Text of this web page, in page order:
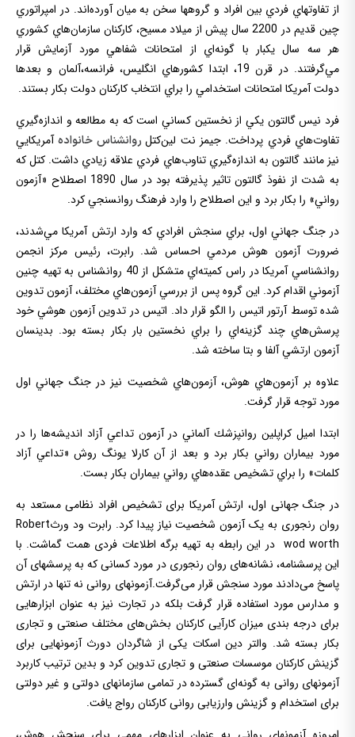
از تفاوتهاي فردي بين افراد و گروهها سخن به ميان آورده‌اند. در امپراتوري
چين قديم در 2200 سال پيش از ميلاد مسيح، كاركنان سازمان‌هاي كشوري
هر سه سال يكبار با گونه‌اي از امتحانات شفاهي مورد آزمايش قرار
مي‌گرفتند. در قرن 19، ابتدا كشورهاي انگليس، فرانسه،آلمان و بعدها
دولت آمريكا امتحانات استخدامي را براي انتخاب كاركنان دولت بكار بستند.
فرد نيس گالتون يكي از نخستين كساني است كه به مطالعه و اندازه‌گيري
تفاوت‌هاي فردي پرداخت. جيمز نت لين‌كتلروانشناس خانواده آمريكايي
نيز مانند گالتون به اندازه‌گيري تناوب‌هاي فردي علاقه زيادي داشت. كتل كه
به شدت از نفوذ گالتون تاثير پذيرفته بود در سال 1890 اصطلاح «آزمون
رواني» را بكار برد و اين اصطلاح را وارد فرهنگ روانسنجي كرد.
در جنگ جهاني اول، براي سنجش افرادي كه وارد ارتش آمريكا مي‌شدند،
ضرورت آزمون هوش مردمي احساس شد. رابرت، رئيس مركز انجمن
روانشناسي آمريكا در راس كميته‌اي متشكل از 40 روانشناس به تهيه چنين
آزموني اقدام كرد. اين گروه پس از بررسي آزمون‌هاي مختلف، آزمون تدوين
شده توسط آرتور اتيس را الگو قرار داد. اتيس در تدوين آزمون هوشي خود
پرسش‌هاي چند گزينه‌اي را براي نخستين بار بكار بسته بود. بدينسان
آزمون ارتشي آلفا و بتا ساخته شد.
علاوه بر آزمون‌هاي هوش، آزمون‌هاي شخصيت نيز در جنگ جهاني اول
مورد توجه قرار گرفت.
ابتدا اميل كراپلين روانپزشك آلماني در آزمون تداعي آزاد انديشه‌ها را در
مورد بيماران رواني بكار برد و بعد از آن كارلا يونگ روش «تداعي آزاد
كلمات» را براي تشخيص عقده‌هاي رواني بيماران بكار بست.
در جنگ جهانی اول، ارتش آمریکا برای تشخیص افراد نظامی مستعد به
روان رنجوری به یک آزمون شخصیت نیاز پیدا کرد. رابرت ود ورثRobert
wod worth در این رابطه به تهیه برگه اطلاعات فردی همت گماشت. با
این پرسشنامه، نشانه‌های روان رنجوری در مورد کسانی که به پرسشهای آن
پاسخ می‌دادند مورد سنجش قرار می‌گرفت.آزمونهای روانی نه تنها در ارتش
و مدارس مورد استفاده قرار گرفت بلکه در تجارت نیز به عنوان ابزارهایی
برای درجه بندی میزان کارآیی کارکنان بخش‌های مختلف صنعتی و تجاری
بکار بسته شد. والتر دین اسکات یکی از شاگردان دورث آزمونهایی برای
گزینش کارکنان موسسات صنعتی و تجاری تدوین کرد و بدین ترتیب کاربرد
آزمونهای روانی به گونه‌ای گسترده در تمامی سازمانهای دولتی و غیر دولتی
برای استخدام و گزینش وارزیابی روانی کارکنان رواج یافت.